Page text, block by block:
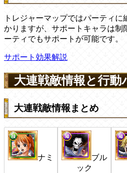
トレジャーマップではパーティ
かりますが、サポートキャラは制
ーティでもサポートが可能です。
サポート効果解説
大連戦敵情報と行動
大連戦敵情報まとめ
ナミ
ブル
ック